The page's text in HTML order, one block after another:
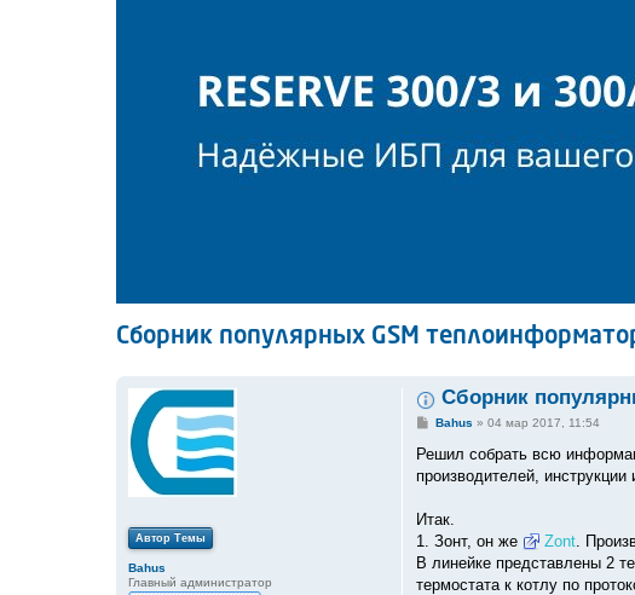
Сборник популярных GSM
Автор Темы
Bahus
Главный администратор
Сборник
С
о
щ
и
е
Bahus » 04 мар 2017, 11:54
Решил собрать всю
производителей, инструкции
Итак.
1. Зонт, он же
Zont.
В линейке представлены 2
термостата к котлу по